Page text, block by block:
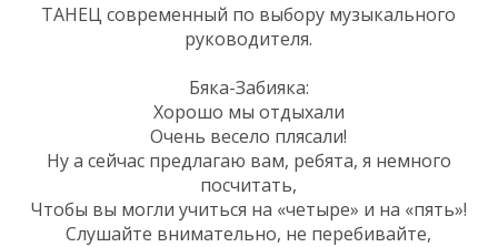
ТАНЕЦ современный по выбору музыкального
руководителя.
Бяка-Забияка:
Хорошо мы отдыхали
Очень весело плясали!
Ну а сейчас предлагаю вам, ребята, я немного
посчитать,
Чтобы вы могли учиться на «четыре» и на «пять»!
Слушайте внимательно, не перебивайте,